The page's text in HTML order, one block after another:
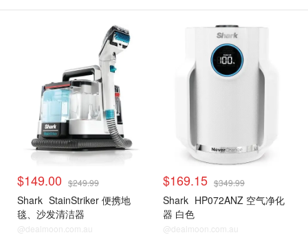
$149.00 $249.99
Shark StainStriker 便携地
毯、沙发清洁器
@dealmoon.com.au
$169.15 $349.99
Shark HP072ANZ 空气净化
器 白色
@dealmoon.com.au